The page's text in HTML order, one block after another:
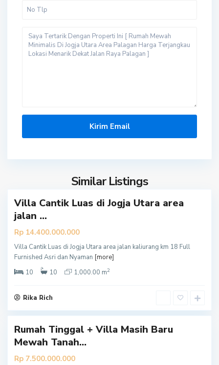
Similar Listings
m
Villa Cantik Luas di Jogja Utara area
jalan ...
Rp 14.400.000.000
Villa Cantik Luas di Jogja Utara area jalan kaliurang km 18 Full
Furnished Asri dan Nyaman [more]
10
10 1,000.00 m2
Rika Rich
S
l
e
a
Rumah Tinggal + Villa Masih Baru
Mewah Tanah...
Rp 7.500.000.000